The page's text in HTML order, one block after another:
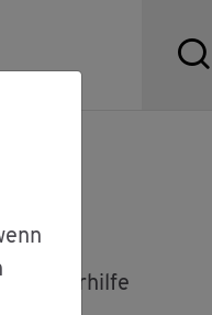
Op­fer­hil­fe